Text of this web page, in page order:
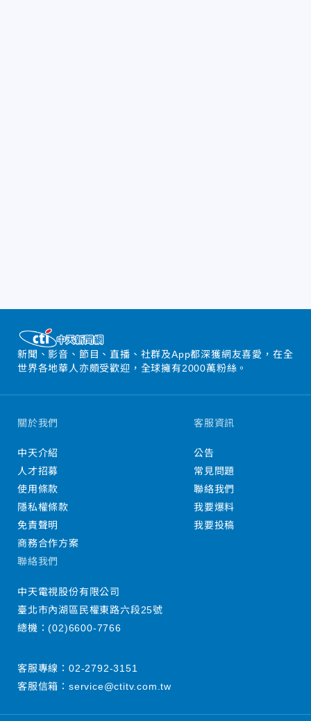
新聞、影音、節目、直播、社群及App都深獲網友喜愛，在全
世界各地華人亦頗受歡迎，全球擁有2000萬粉絲。
關於我們
中天介紹
人才招募
使用條款
隱私權條款
免責聲明
商務合作方案
客服資訊
公告
常見問題
聯絡我們
我要爆料
我要投稿
聯絡我們
中天電視股份有限公司
臺北市內湖區民權東路六段25號
總機：(02)6600-7766
客服專線： 02-2792-3151
客服信箱： service@ctitv.com.tw